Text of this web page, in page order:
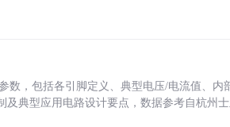
数，包括各引脚定义、典型电压/电流值、
及典型应用电路设计要点，数据参考自杭州